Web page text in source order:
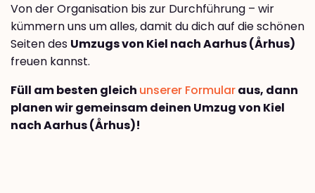
Von der Organisation bis zur Durchführung – wir
kümmern uns um alles, damit du dich auf die schönen
Seiten des Umzugs von Kiel nach Aarhus (Århus)
freuen kannst.
Füll am besten gleich unserer Formularaus, dann
planen wir gemeinsam deinen Umzug von Kiel
nach Aarhus (Århus)!